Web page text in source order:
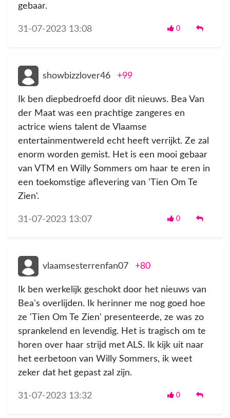
gebaar.
31-07-2023 13:08 0
showbizzlover46 +99
Ik ben diepbedroefd door dit nieuws. Bea Van
der Maat was een prachtige zangeres en
actrice wiens talent de Vlaamse
entertainmentwereld echt heeft verrijkt. Ze zal
enorm worden gemist. Het is een mooi gebaar
van VTM en Willy Sommers om haar te eren in
een toekomstige aflevering van 'Tien Om Te
Zien'.
31-07-2023 13:07 0
vlaamsesterrenfan07 +80
Ik ben werkelijk geschokt door het nieuws van
Bea's overlijden. Ik herinner me nog goed hoe
ze 'Tien Om Te Zien' presenteerde, ze was zo
sprankelend en levendig. Het is tragisch om te
horen over haar strijd met ALS. Ik kijk uit naar
het eerbetoon van Willy Sommers, ik weet
zeker dat het gepast zal zijn.
31-07-2023 13:32 0